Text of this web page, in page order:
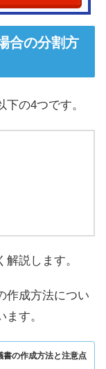
合の分割方
の4つです。
説します。
作成方法につい
す。
書の作成方法と注意点